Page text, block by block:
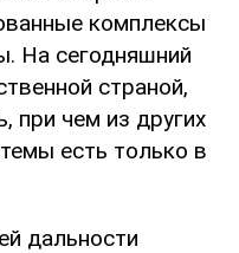
комплексы
На сегодняшний
страной,
при чем из других
есть только в
дальности